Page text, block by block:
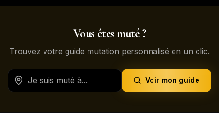
Vous êtes muté ?
Trouvez votre guide mutation personnalisé en un clic.
Voir mon guide